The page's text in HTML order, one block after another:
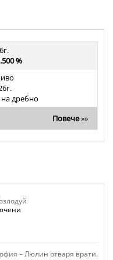
%
дребно
Повече»»
Козлодуй
– Люлин отваря врати.